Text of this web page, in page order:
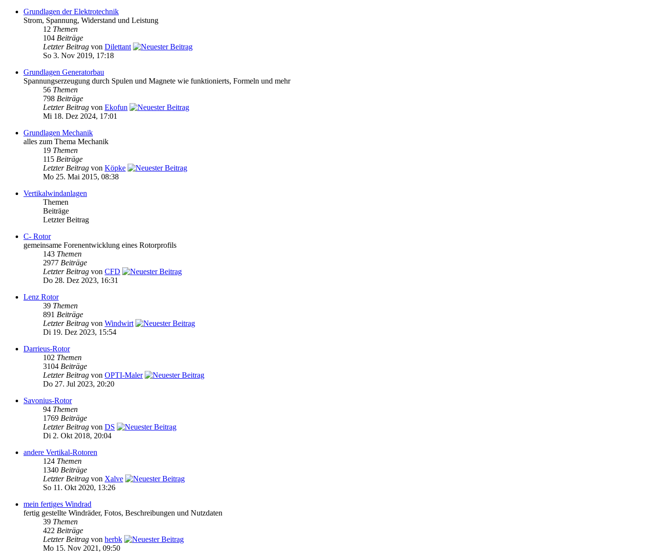
Grundlagen der Elektrotechnik
Strom, Spannung, Widerstand und Leistung
12 Themen
104 Beiträge
Letzter Beitrag von Dilettant
So 3. Nov 2019, 17:18
Grundlagen Generatorbau
Spannungserzeugung durch Spulen und Magnete wie funktionierts, Formeln und mehr
56 Themen
798 Beiträge
Letzter Beitrag von Ekofun
Mi 18. Dez 2024, 17:01
Grundlagen Mechanik
alles zum Thema Mechanik
19 Themen
115 Beiträge
Letzter Beitrag von Köpke
Mo 25. Mai 2015, 08:38
Vertikalwindanlagen
Themen
Beiträge
Letzter Beitrag
C- Rotor
gemeinsame Forenentwicklung eines Rotorprofils
143 Themen
2977 Beiträge
Letzter Beitrag von CFD
Do 28. Dez 2023, 16:31
Lenz Rotor
39 Themen
891 Beiträge
Letzter Beitrag von Windwirt
Di 19. Dez 2023, 15:54
Darrieus-Rotor
102 Themen
3104 Beiträge
Letzter Beitrag von OPTI-Maler
Do 27. Jul 2023, 20:20
Savonius-Rotor
94 Themen
1769 Beiträge
Letzter Beitrag von DS
Di 2. Okt 2018, 20:04
andere Vertikal-Rotoren
124 Themen
1340 Beiträge
Letzter Beitrag von Xalve
So 11. Okt 2020, 13:26
mein fertiges Windrad
fertig gestellte Windräder, Fotos, Beschreibungen und Nutzdaten
39 Themen
422 Beiträge
Letzter Beitrag von herbk
Mo 15. Nov 2021, 09:50